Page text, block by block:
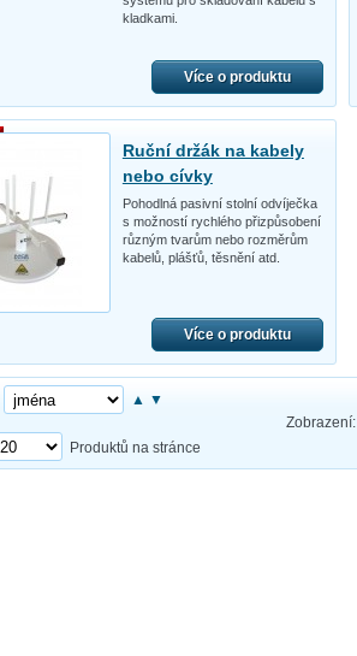
kladkami.
Více o produktu
Ruční držák na kabely
nebo cívky
Pohodlná pasivní stolní odvíječka
s možností rychlého přizpůsobení
různým tvarům nebo rozměrům
kabelů, plášťů, těsnění atd.
Více o produktu
▲ ▼
Zobrazení:
Produktů na stránce